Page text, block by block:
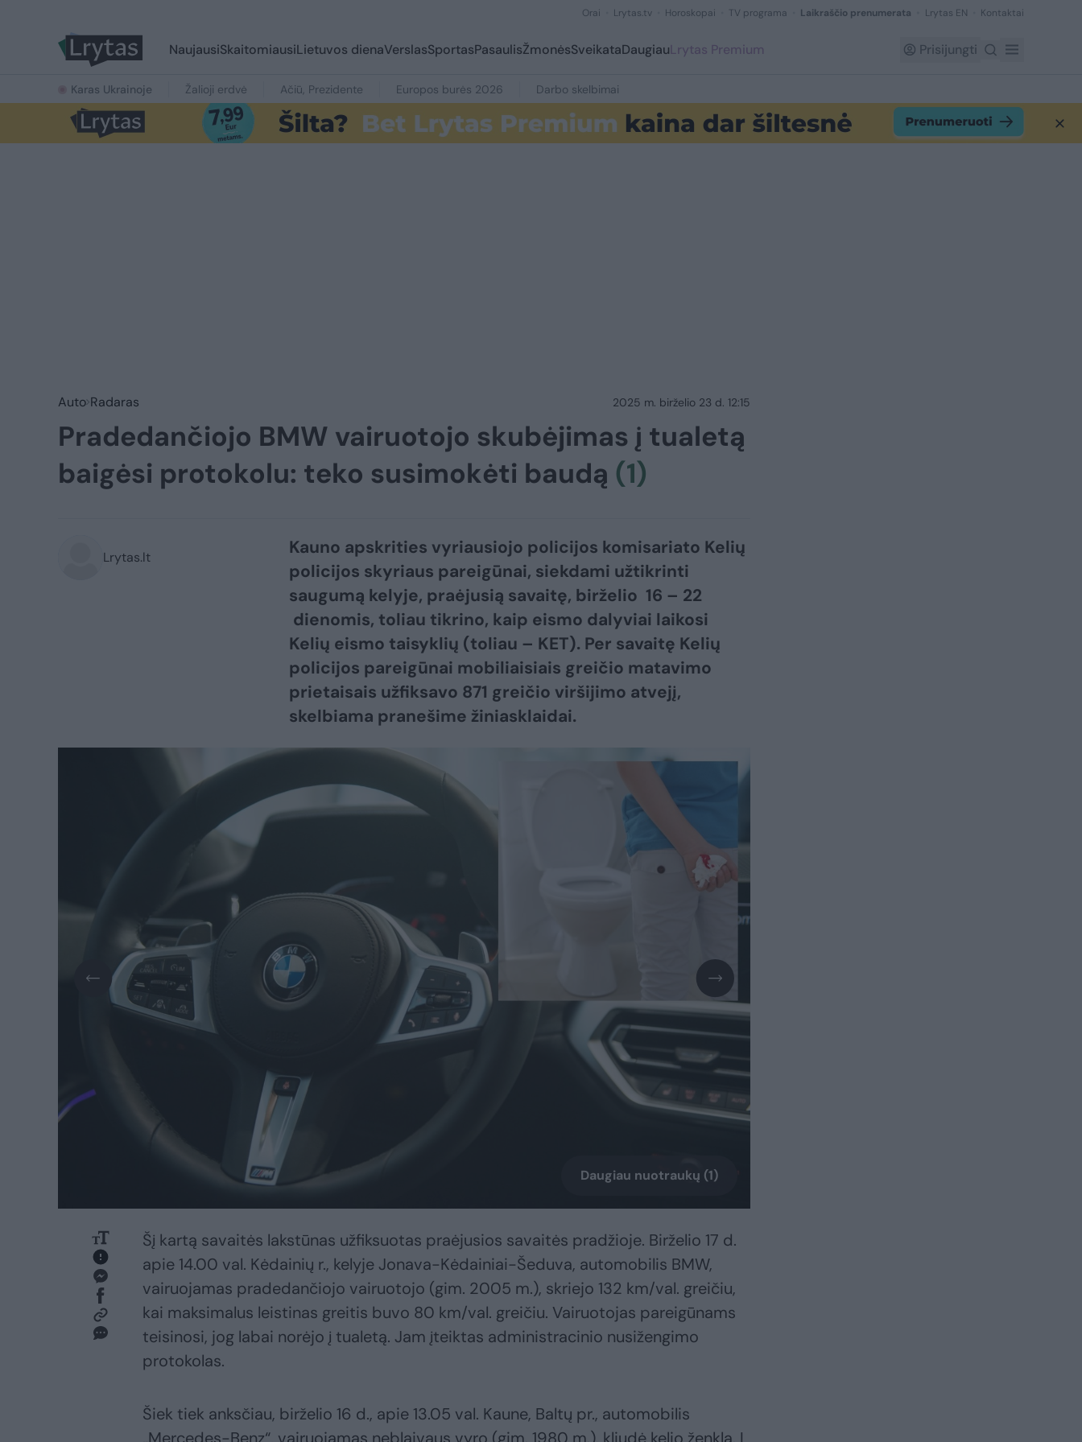
Orai Lrytas.tv Horoskopai TV programa Laikraščio prenumerata Lrytas EN Kontaktai
NaujausiSkaitomiausiLietuvos dienaVerslasSportasPasaulisŽmonėsSveikataDaugiauLrytas Premium Prisijungti
Karas Ukrainoje Žalioji erdvė Ačiū, Prezidente Europos burės 2026 Darbo skelbimai
Auto Radaras 2025 m. birželio 23 d. 12:15
Pradedančiojo BMW vairuotojo skubėjimas į tualetą
baigėsi protokolu: teko susimokėti baudą (1)
Lrytas.lt
Kauno apskrities vyriausiojo policijos komisariato Kelių
policijos skyriaus pareigūnai, siekdami užtikrinti
saugumą kelyje, praėjusią savaitę, birželio 16 – 22
dienomis, toliau tikrino, kaip eismo dalyviai laikosi
Kelių eismo taisyklių (toliau – KET). Per savaitę Kelių
policijos pareigūnai mobiliaisiais greičio matavimo
prietaisais užfiksavo 871 greičio viršijimo atvejį,
skelbiama pranešime žiniasklaidai.
Daugiau nuotraukų (1)
Šį kartą savaitės lakstūnas užfiksuotas praėjusios savaitės pradžioje. Birželio 17 d.
apie 14.00 val. Kėdainių r., kelyje Jonava-Kėdainiai-Šeduva, automobilis BMW,
vairuojamas pradedančiojo vairuotojo (gim. 2005 m.), skriejo 132 km/val. greičiu,
kai maksimalus leistinas greitis buvo 80 km/val. greičiu. Vairuotojas pareigūnams
teisinosi, jog labai norėjo į tualetą. Jam įteiktas administracinio nusižengimo
protokolas.
Šiek tiek anksčiau, birželio 16 d., apie 13.05 val. Kaune, Baltų pr., automobilis